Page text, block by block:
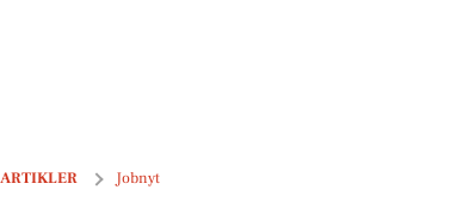
ARTIKLER Jobnyt
Pædagog søges til charmerende naturbørnehave tæt på Ry